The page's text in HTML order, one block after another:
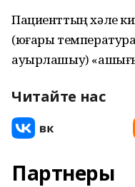
Пациенттың хәле
(юғары
ауырлашыу)
Читайте нас
Партнеры